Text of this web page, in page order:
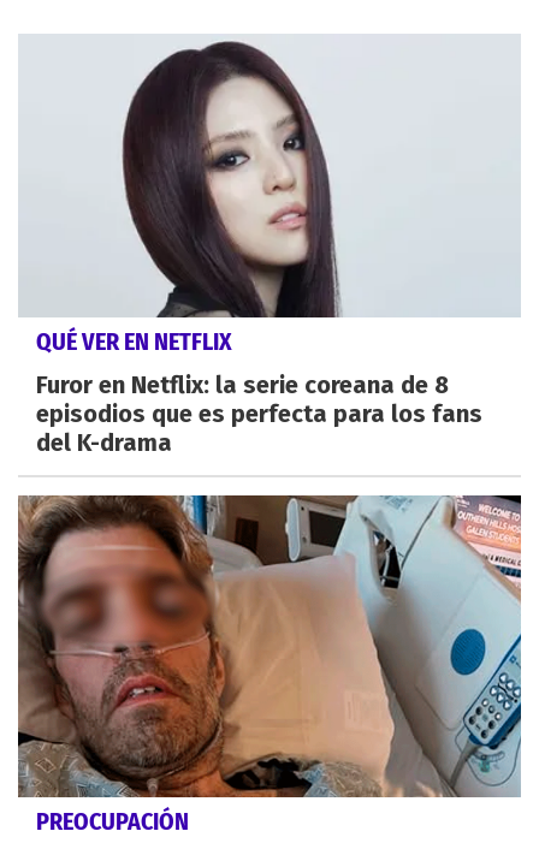
QUÉ VER EN NETFLIX
Furor en Netflix: la serie coreana de 8
episodios que es perfecta para los fans
del K-drama
PREOCUPACIÓN